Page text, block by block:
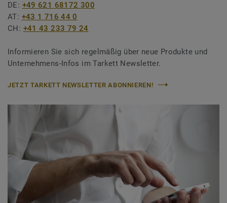
DE: +49 621 68172 300
AT: +43 1 716 44 0
CH: +41 43 233 79 24
Informieren Sie sich regelmäßig über neue Produkte und
Unternehmens-Infos im Tarkett Newsletter.
JETZT TARKETT NEWSLETTER ABONNIEREN!